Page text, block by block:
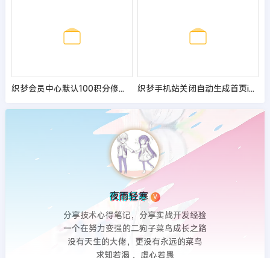
织梦会员中心默认100积分修改方法 织梦手机站关闭自动生成首页index.html
夜雨轻寒 V
分享技术心得笔记，分享实战开发经验
一个在努力变强的二狗子菜鸟成长之路
没有天生的大佬，更没有永远的菜鸟
求知若渴 ，虚心若愚